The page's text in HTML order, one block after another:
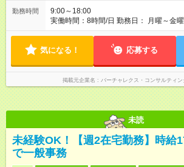
勤務時間
9:00～18:00
実働時間：8時間/日 勤務日： 月曜～金
間： 9：00～18：00（実働8時間）
気になる！ 応募する
掲載元企業名 バーチャレクス・コンサルティン
未読
未経験OK！【週2在宅勤務】時給
で一般事務